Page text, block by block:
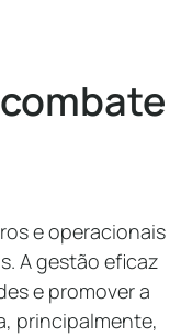
e operacionais
A gestão eficaz
e promover a
principalmente,